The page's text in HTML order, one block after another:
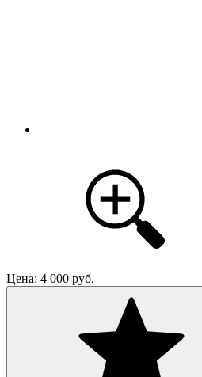
Цена: 4 000 руб.